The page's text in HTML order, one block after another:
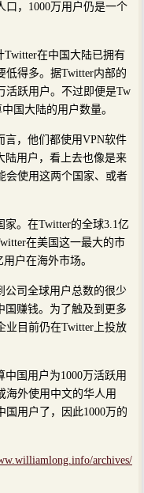
口，1000万用户仍是一个
Twitter在中国大陆已拥有
低得多。据Twitter内部的
活跃用户。不过即便是Tw
国大陆的用户数量。
言，他们都使用VPN软件
陆用户，看上去也像是来
会使用这两个国家、或者
。在Twitter的全球3.1亿
在美国这一最大的市
户在海外市场。
公司全球用户总数的很少
国赚钱。为了触及到更多
业目前仍在Twitter上投放
国用户为1000万活跃用
海外使用中文的华人用
用户了，因此1000万的
archives/